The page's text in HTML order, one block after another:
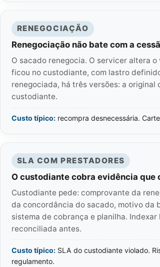
RENEGOCIAÇÃO
Renegociação não bate com a
O sacado renegocia. O servicer altera
ficou no custodiante, com lastro
renegociada, há três versões: a
custodiante.
Custo típico: recompra desnecessária.
SLA COM PRESTADORES
O custodiante cobra evidência que
Custodiante pede: comprovante da
da concordância do sacado, motivo da
sistema de cobrança e planilha.
reconciliada antes.
Custo típico: SLA do custodiante violado.
regulamento.